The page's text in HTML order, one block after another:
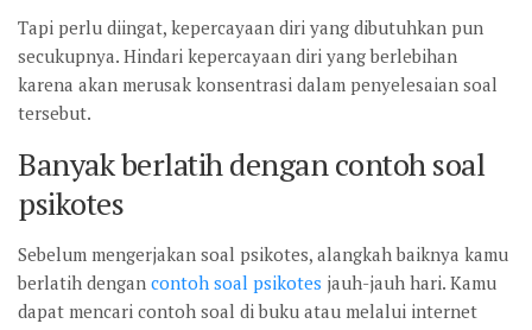
Tapi perlu diingat, kepercayaan diri yang dibutuhkan pun
secukupnya. Hindari kepercayaan diri yang berlebihan
karena akan merusak konsentrasi dalam penyelesaian soal
tersebut.
Banyak berlatih dengan contoh soal
psikotes
Sebelum mengerjakan soal psikotes, alangkah baiknya kamu
berlatih dengan contoh soal psikotes jauh-jauh hari. Kamu
dapat mencari contoh soal di buku atau melalui internet